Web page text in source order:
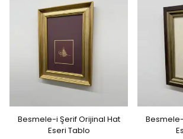
Besmele-i Şerif Orijinal Hat
Eseri Tablo